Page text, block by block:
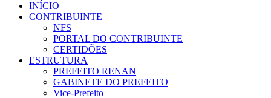
INÍCIO
CONTRIBUINTE
NFS
PORTAL DO CONTRIBUINTE
CERTIDÕES
ESTRUTURA
PREFEITO RENAN
GABINETE DO PREFEITO
Vice-Prefeito